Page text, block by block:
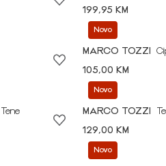
199,95 KM
Novo
MARCO TOZZI
105,00 KM
Tene
Novo
MARCO TOZZI
129,00 KM
Novo